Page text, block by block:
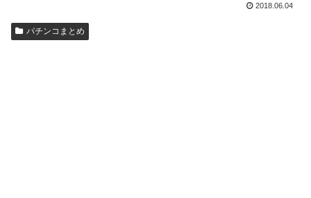
2018.06.04
パチンコまとめ